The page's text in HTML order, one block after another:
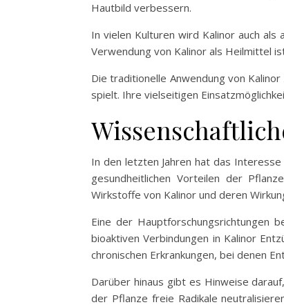
Hautbild verbessern.
In vielen Kulturen wird Kalinor auch
Verwendung von Kalinor als Heilmittel
Die traditionelle Anwendung von
spielt. Ihre vielseitigen
In den letzten Jahren hat das
gesundheitlichen Vorteilen der
Wirkstoffe von Kalinor und deren
Eine der Hauptforschungsrichtungen
bioaktiven Verbindungen in Kalinor
chronischen Erkrankungen, bei denen
Darüber hinaus gibt es Hinweise
der Pflanze freie Radikale